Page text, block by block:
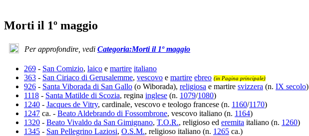
Morti il 1º maggio
Per approfondire, vedi Categoria:Morti il 1º maggio
269 - San Comizio, laico e martire italiano
363 - San Ciriaco di Gerusalemme, vescovo e martire ebreo (in Pagina principale)
926 - Santa Viborada di San Gallo (o Wiborada), religiosa e martire svizzera (n. IX secolo)
1118 - Santa Matilde di Scozia, regina inglese (n. 1079/1080)
1240 - Jacques de Vitry, cardinale, vescovo e teologo francese (n. 1160/1170)
1247 ca. - Beato Aldebrando di Fossombrone, vescovo italiano (n. 1164)
1320 - Beato Vivaldo da San Gimignano, T.O.R., religioso ed eremita italiano (n. 1260)
1345 - San Pellegrino Laziosi, O.S.M., religioso italiano (n. 1265 ca.)